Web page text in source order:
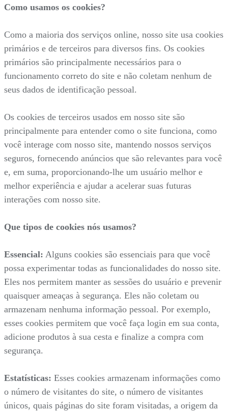
Como usamos os cookies?
Como a maioria dos serviços online, nosso site usa cookies
primários e de terceiros para diversos fins. Os cookies
primários são principalmente necessários para o
funcionamento correto do site e não coletam nenhum de
seus dados de identificação pessoal.
Os cookies de terceiros usados em nosso site são
principalmente para entender como o site funciona, como
você interage com nosso site, mantendo nossos serviços
seguros, fornecendo anúncios que são relevantes para você
e, em suma, proporcionando-lhe um usuário melhor e
melhor experiência e ajudar a acelerar suas futuras
interações com nosso site.
Que tipos de cookies nós usamos?
Essencial: Alguns cookies são essenciais para que você
possa experimentar todas as funcionalidades do nosso site.
Eles nos permitem manter as sessões do usuário e prevenir
quaisquer ameaças à segurança. Eles não coletam ou
armazenam nenhuma informação pessoal. Por exemplo,
esses cookies permitem que você faça login em sua conta,
adicione produtos à sua cesta e finalize a compra com
segurança.
Estatísticas: Esses cookies armazenam informações como
o número de visitantes do site, o número de visitantes
únicos, quais páginas do site foram visitadas, a origem da